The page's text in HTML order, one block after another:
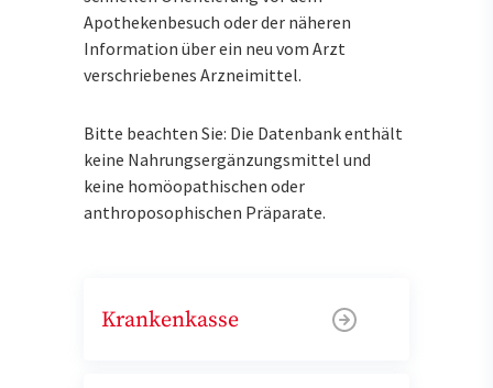
Apothekenbesuch oder der näheren
Information über ein neu vom Arzt
verschriebenes Arzneimittel.
Bitte beachten Sie: Die Datenbank enthält
keine Nahrungsergänzungsmittel und
keine homöopathischen oder
anthroposophischen Präparate.
Krankenkasse